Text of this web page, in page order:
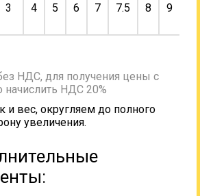
3 4 5 6 7 7.5 8 9
НДС, для получения цены с
НДС 20%
и вес, округляем до полного
увеличения.